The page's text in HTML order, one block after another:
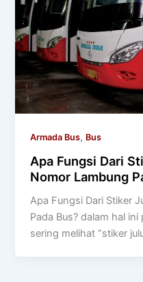
Armada Bus, Bus
Apa Fungsi Dari
Nomor Lambung
Apa Fungsi Dari Stiker
Pada Bus? dalam hal
sering melihat “stiker